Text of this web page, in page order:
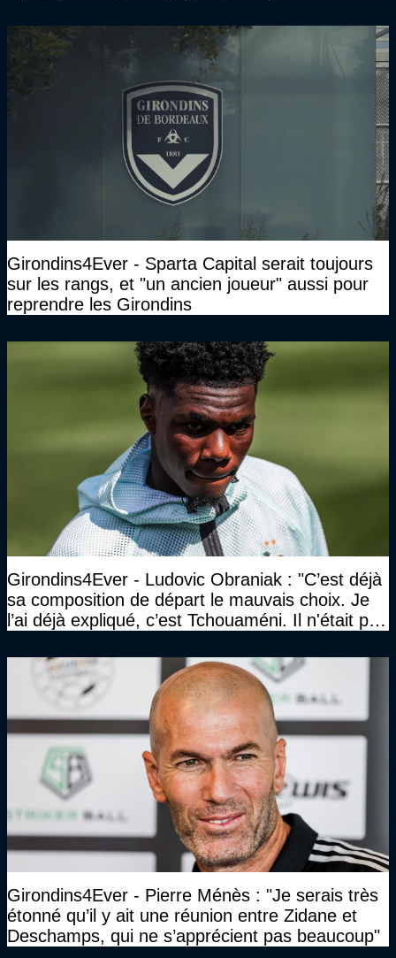
Girondins4Ever - Sparta Capital serait toujours
sur les rangs, et "un ancien joueur" aussi pour
reprendre les Girondins
Girondins4Ever - Ludovic Obraniak : "C’est déjà
sa composition de départ le mauvais choix. Je
l’ai déjà expliqué, c’est Tchouaméni. Il n'était pas
Girondins4Ever - Pierre Ménès : "Je serais très
étonné qu’il y ait une réunion entre Zidane et
Deschamps, qui ne s’apprécient pas beaucoup"